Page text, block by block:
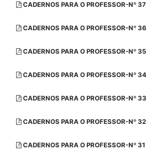
CADERNOS PARA O PROFESSOR-Nº 37
CADERNOS PARA O PROFESSOR-Nº 36
CADERNOS PARA O PROFESSOR-Nº 35
CADERNOS PARA O PROFESSOR-Nº 34
CADERNOS PARA O PROFESSOR-Nº 33
CADERNOS PARA O PROFESSOR-Nº 32
CADERNOS PARA O PROFESSOR-Nº 31